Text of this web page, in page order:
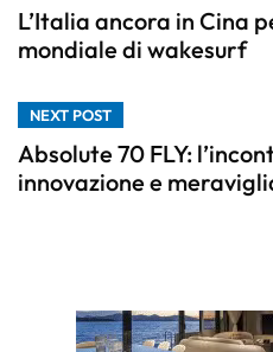
L’Italia ancora in Cina
mondiale di wakesurf
NEXT POST
Absolute 70 FLY:
innovazione e